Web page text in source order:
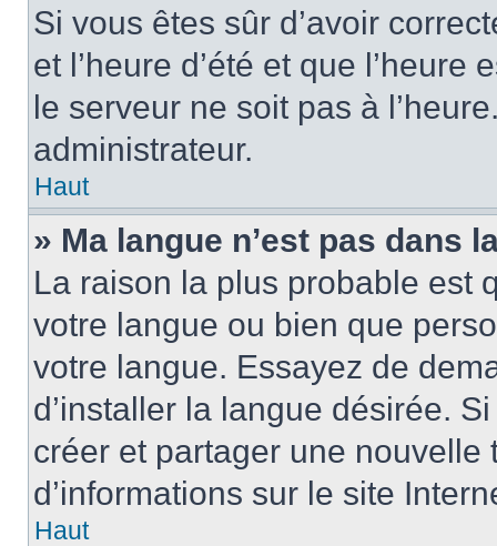
Si vous êtes sûr d’avoir
et l’heure d’été et que
le serveur ne soit pas à
administrateur.
Haut
» Ma langue n’est pas dans
La raison la plus probable est
votre langue ou bien que
votre langue. Essayez de
d’installer la langue désirée.
créer et partager une
d’informations sur le site
Haut